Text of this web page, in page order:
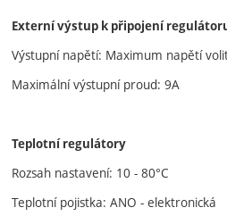
Externí výstup k připojení
Výstupní napětí: Maximum napětí
Maximální výstupní proud: 9A
Teplotní regulátory
Rozsah nastavení: 10 - 80°C
Teplotní pojistka: ANO - elektronická